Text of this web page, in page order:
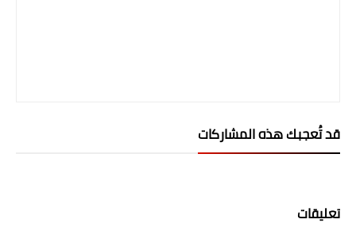
قد تُعجبك هذه المشاركات
تعليقات